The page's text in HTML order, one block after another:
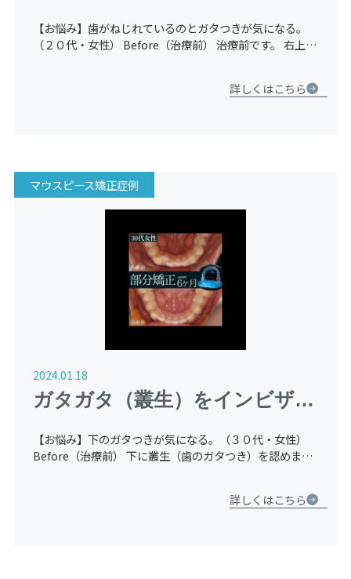
のマウスピース矯正（インビザ
ライン）
【お悩み】歯がねじれているのとガタつきが気になる。
（２０代・女性） Before（治療前） 治療前です。 右上の
詳しくはこちら
マウスピース矯正症例
2024.01.18
ガタガタ（叢生）をインビザラ
インGO（マウスピース矯正）
にて治療した症例
【お悩み】下のガタつきが気になる。（３０代・女性）
Before（治療前） 下に叢生（歯のガタつき）を認めま
詳しくはこちら